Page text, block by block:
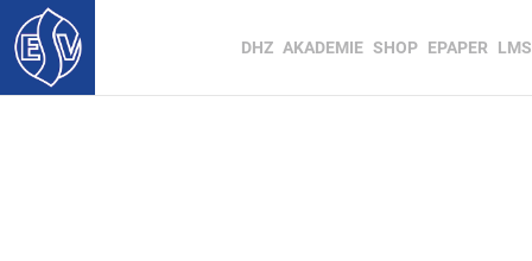
DHZ AKADEMIE SHOP EPAPER LMS